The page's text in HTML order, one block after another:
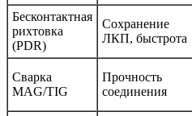
Бесконтактная
рихтовка
(PDR)
Сохранение
ЛКП, быстрота
Сварка
MAG/TIG
Прочность
соединения